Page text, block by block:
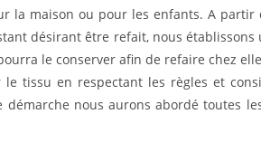
la maison ou pour les enfants. A partir
désirant être refait, nous établissons
le conserver afin de refaire chez
tissu en respectant les règles et
nous aurons abordé toutes